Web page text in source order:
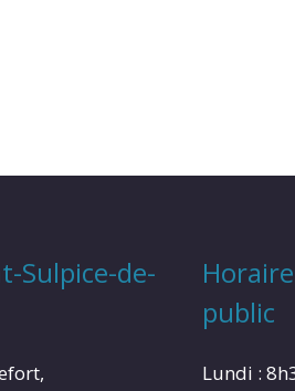
Sulpice-de-
public
Lundi :